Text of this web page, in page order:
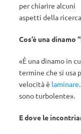
per chiarire alcuni
aspetti della
Cos’è una dinamo
«È una dinamo in
termine che si usa
velocità è laminare
sono turbolente».
E dove le